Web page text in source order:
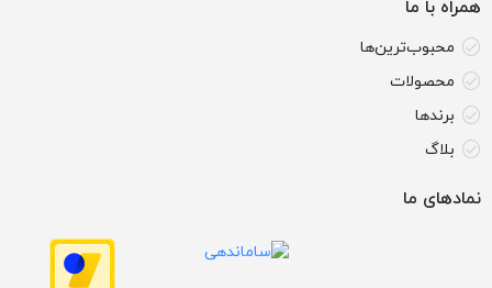
همراه با ما
محبوب‌ترین‌ها
محصولات
برندها
بلاگ
نمادهای ما